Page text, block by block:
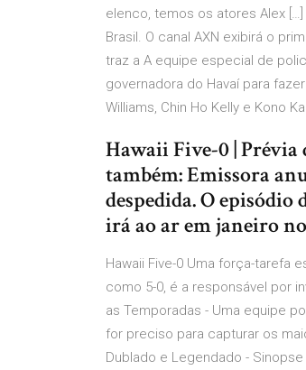
elenco, temos os atores Alex […]
Brasil. O canal AXN exibirá o
traz a A equipe especial de
governadora do Havaí para
Williams, Chin Ho Kelly e Kono
Hawaii Five-0 | Prévia
também: Emissora
despedida. O
irá ao ar em janeiro
Hawaii Five-0 Uma força-tarefa
como 5-0, é a responsável por
as Temporadas - Uma equipe
for preciso para capturar os
Dublado e Legendado -